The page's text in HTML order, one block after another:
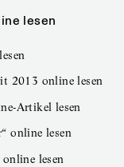
lesen
2013 online lesen
Artikel lesen
online lesen
lesen